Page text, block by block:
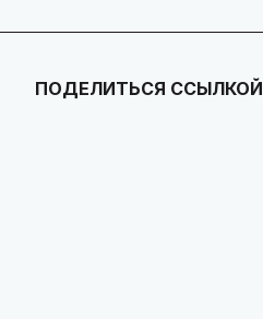
ПОДЕЛИТЬСЯ ССЫЛКОЙ